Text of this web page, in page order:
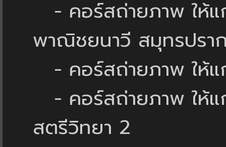
- คอร์สถ่ายภาพ ให้
พาณิชยนาวี สมุทรปรา
- คอร์สถ่ายภาพ ให้แ
- คอร์สถ่ายภาพ ให้แ
สตรีวิทยา 2